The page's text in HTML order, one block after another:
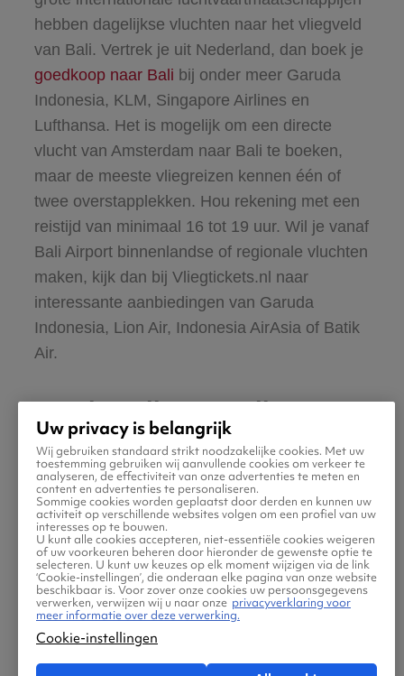
hebben dagelijkse vluchten naar het vliegveld
van Bali. Vertrek je uit Nederland, dan boek je
goedkoop naar Bali bij onder meer Garuda
Indonesia, KLM, Singapore Airlines en
Lufthansa. Het is mogelijk om een directe
vlucht van Amsterdam naar Bali te boeken,
maar de meeste vliegreizen kennen één of
twee overstapplekken. Hou rekening met een
reistijd van minimaal 16 tot 19 uur. Wil je vanaf
Bali Airport binnenlandse of regionale vluchten
maken, kijk dan bij Vliegtickets.nl naar
interessante aanbiedingen van Garuda
Indonesia, Lion Air, Indonesia AirAsia of Batik
Air.
Hoe kom ik van Bali
Airport naar het centrum?
Op Ngurah Rai International Airport haal je
jouw huurauto bij een van de vele
autoverhuurbedrijven die alle een kiosk in de
internationale terminal hebben. Van te voren
kan je je huurauto online reserveren bij
Rentalcars of regel het via onze
klantenservice bij Sunny Cars. Hou er wel
Uw privacy is belangrijk
Wij gebruiken standaard strikt noodzakelijke cookies. Met uw
toestemming gebruiken wij aanvullende cookies om verkeer te
analyseren, de effectiviteit van onze advertenties te meten en
content en advertenties te personaliseren.
Sommige cookies worden geplaatst door derden en kunnen uw
activiteit op verschillende websites volgen om een profiel van uw
interesses op te bouwen.
U kunt alle cookies accepteren, niet-essentiële cookies weigeren
of uw voorkeuren beheren door hieronder de gewenste optie te
selecteren. U kunt uw keuzes op elk moment wijzigen via de link
‘Cookie-instellingen’, die onderaan elke pagina van onze website
beschikbaar is. Voor zover onze cookies uw persoonsgegevens
verwerken, verwijzen wij u naar onze privacyverklaring voor
meer informatie over deze verwerking.
Cookie-instellingen